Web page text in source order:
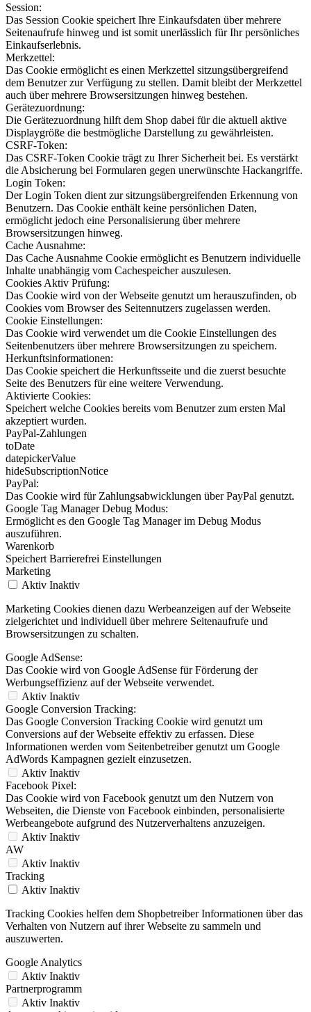
Session:
Das Session Cookie speichert Ihre Einkaufsdaten über mehrere
Seitenaufrufe hinweg und ist somit unerlässlich für Ihr persönliches
Einkaufserlebnis.
Merkzettel:
Das Cookie ermöglicht es einen Merkzettel sitzungsübergreifend
dem Benutzer zur Verfügung zu stellen. Damit bleibt der Merkzettel
auch über mehrere Browsersitzungen hinweg bestehen.
Gerätezuordnung:
Die Gerätezuordnung hilft dem Shop dabei für die aktuell aktive
Displaygröße die bestmögliche Darstellung zu gewährleisten.
CSRF-Token:
Das CSRF-Token Cookie trägt zu Ihrer Sicherheit bei. Es verstärkt
die Absicherung bei Formularen gegen unerwünschte Hackangriffe.
Login Token:
Der Login Token dient zur sitzungsübergreifenden Erkennung von
Benutzern. Das Cookie enthält keine persönlichen Daten,
ermöglicht jedoch eine Personalisierung über mehrere
Browsersitzungen hinweg.
Cache Ausnahme:
Das Cache Ausnahme Cookie ermöglicht es Benutzern individuelle
Inhalte unabhängig vom Cachespeicher auszulesen.
Cookies Aktiv Prüfung:
Das Cookie wird von der Webseite genutzt um herauszufinden, ob
Cookies vom Browser des Seitennutzers zugelassen werden.
Cookie Einstellungen:
Das Cookie wird verwendet um die Cookie Einstellungen des
Seitenbenutzers über mehrere Browsersitzungen zu speichern.
Herkunftsinformationen:
Das Cookie speichert die Herkunftsseite und die zuerst besuchte
Seite des Benutzers für eine weitere Verwendung.
Aktivierte Cookies:
Speichert welche Cookies bereits vom Benutzer zum ersten Mal
akzeptiert wurden.
PayPal-Zahlungen
toDate
datepickerValue
hideSubscriptionNotice
PayPal:
Das Cookie wird für Zahlungsabwicklungen über PayPal genutzt.
Google Tag Manager Debug Modus:
Ermöglicht es den Google Tag Manager im Debug Modus
auszuführen.
Warenkorb
Speichert Barrierefrei Einstellungen
Marketing
Aktiv Inaktiv
Marketing Cookies dienen dazu Werbeanzeigen auf der Webseite
zielgerichtet und individuell über mehrere Seitenaufrufe und
Browsersitzungen zu schalten.
Google AdSense:
Das Cookie wird von Google AdSense für Förderung der
Werbungseffizienz auf der Webseite verwendet.
Aktiv Inaktiv
Google Conversion Tracking:
Das Google Conversion Tracking Cookie wird genutzt um
Conversions auf der Webseite effektiv zu erfassen. Diese
Informationen werden vom Seitenbetreiber genutzt um Google
AdWords Kampagnen gezielt einzusetzen.
Aktiv Inaktiv
Facebook Pixel:
Das Cookie wird von Facebook genutzt um den Nutzern von
Webseiten, die Dienste von Facebook einbinden, personalisierte
Werbeangebote aufgrund des Nutzerverhaltens anzuzeigen.
Aktiv Inaktiv
AW
Aktiv Inaktiv
Tracking
Aktiv Inaktiv
Tracking Cookies helfen dem Shopbetreiber Informationen über das
Verhalten von Nutzern auf ihrer Webseite zu sammeln und
auszuwerten.
Google Analytics
Aktiv Inaktiv
Partnerprogramm
Aktiv Inaktiv